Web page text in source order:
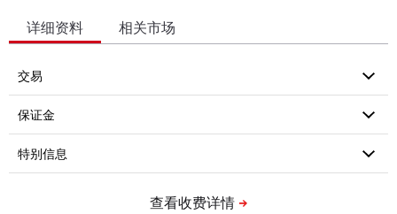
详细资料 相关市场